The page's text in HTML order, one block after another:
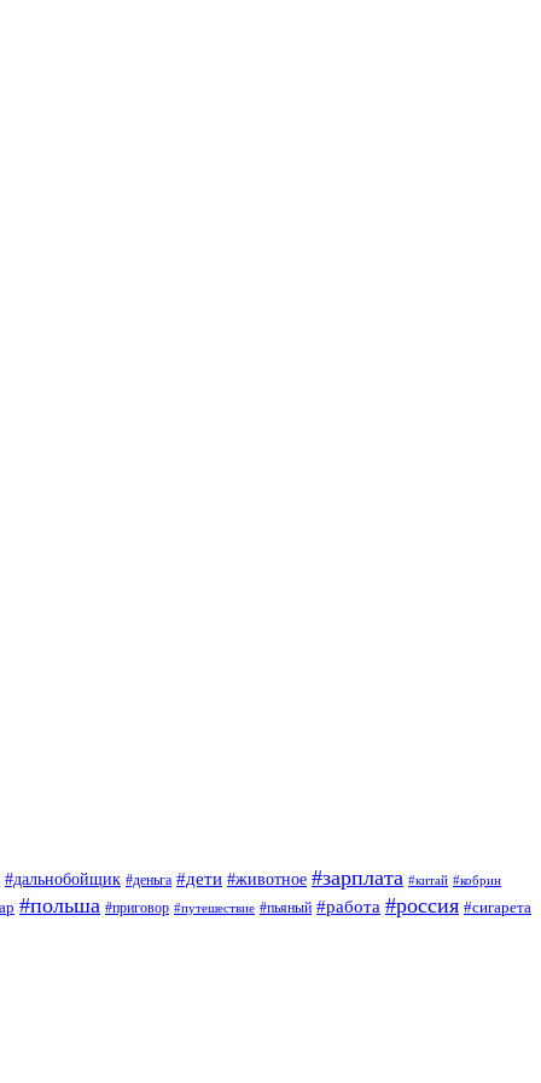
#дальнобойщик #деньга #дети #животное #зарплата #китай #кобрин
#польша #приговор #путешествие #пьяный #работа #россия #сигарета